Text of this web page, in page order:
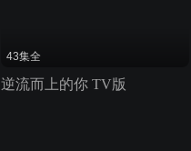
43集全
逆流而上的你 TV版